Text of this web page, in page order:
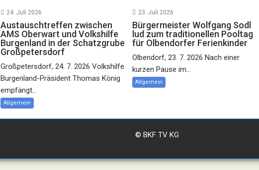
24. Juli 2026
Austauschtreffen zwischen
AMS Oberwart und Volkshilfe
Burgenland in der Schatzgrube
Großpetersdorf
Großpetersdorf, 24. 7. 2026 Volkshilfe
Burgenland-Präsident Thomas König
empfängt...
Allgemein
23. Juli 2026
Bürgermeister Wolfgang Sodl
lud zum traditionellen Pooltag
für Olbendorfer Ferienkinder
Olbendorf, 23. 7. 2026 Nach einer
kurzen Pause im...
Allgemein
© BKF TV KG